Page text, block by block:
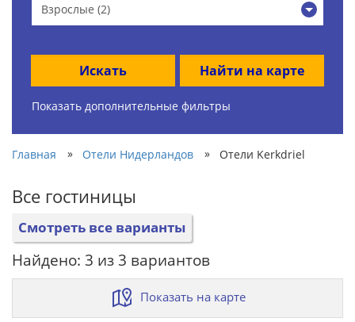
Взрослые (2)
Искать Найти на карте
Показать дополнительные фильтры
Главная » Отели Нидерландов » Отели Kerkdriel
Все гостиницы
Смотреть все варианты
Найдено: 3 из 3 вариантов
Показать на карте